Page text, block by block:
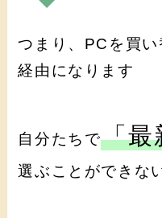
つまり、PCを買
経由になります
自分たちで「最
選ぶことができな